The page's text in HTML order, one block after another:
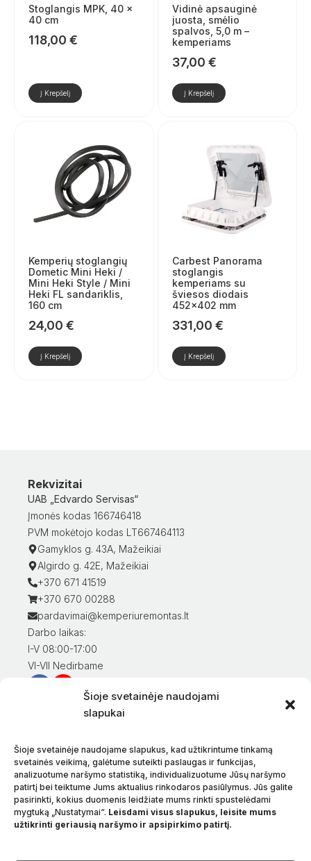
Šioje svetainėje naudojami
slapukai
Šioje svetainėje naudojame slapukus, kad užtikrintume tinkamą
svetainės veikimą, galėtume suteikti paslaugas ir funkcijas,
analizuotume naršymo statistiką, individualizuotume Jūsų naršymo
patirtį bei teiktume Jums aktualius rinkodaros pasiūlymus. Jūs galite
pasirinkti, kokius duomenis leidžiate mums rinkti spustelėdami
mygtuką „Nustatymai“. Leisdami visus slapukus, leisite mums
užtikrinti geriausią naršymo ir apsipirkimo patirtį.
Stoglangis MPK, 40 x
40 cm
118,00 €
Į Krepšelį
Vidinė apsauginė
juosta, smėlio
spalvos, 5,0 m –
kemperiams
37,00 €
Į Krepšelį
Kemperių stoglangių
Dometic Mini Heki /
Mini Heki Style / Mini
Heki FL sandariklis,
160 cm
24,00 €
Į Krepšelį
Carbest Panorama
stoglangis
kemperiams su
šviesos diodais
452×402 mm
331,00 €
Į Krepšelį
Rekvizitai
UAB „Edvardo Servisas“
Įmonės kodas 166746418
PVM mokėtojo kodas LT667464113
Gamyklos g. 43A, Mažeikiai
Algirdo g. 42E, Mažeikiai
+370 671 41519
+370 670 00288
pardavimai@kemperiuremontas.lt
Darbo laikas:
I-V 08:00-17:00
VI-VII Nedirbame
Informacija klientams
Prekių pristatymas
Prekių grąžinimas
Sąlygos ir taisyklės
Privatumo politika
Apie mus
Kalba